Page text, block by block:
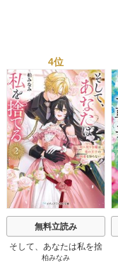
4位
無料立読み
そして、あなたは私を捨
てる
柏みなみ